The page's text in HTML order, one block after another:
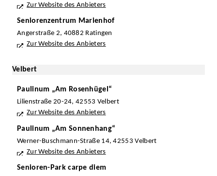
Zur Website des Anbieters
Seniorenzentrum Marienhof
Angerstraße 2, 40882 Ratingen
Zur Website des Anbieters
Velbert
Paulinum „Am Rosenhügel“
Lilienstraße 20-24, 42553 Velbert
Zur Website des Anbieters
Paulinum „Am Sonnenhang“
Werner-Buschmann-Straße 14, 42553 Velbert
Zur Website des Anbieters
Senioren-Park carpe diem